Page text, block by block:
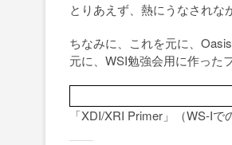
とりあえず、熱にうなされな
ちなみに、これを元に、
元に、WSI勉強会用に作った
「XDI/XRI Primer」（WS-I